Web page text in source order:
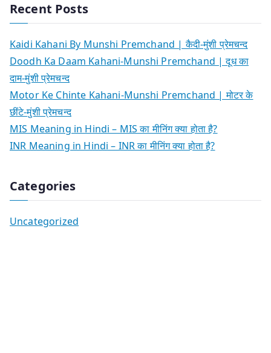
Recent Posts
Kaidi Kahani By Munshi Premchand | कैदी-मुंशी प्रेमचन्द
Doodh Ka Daam Kahani-Munshi Premchand | दूध का
दाम-मुंशी प्रेमचन्द
Motor Ke Chinte Kahani-Munshi Premchand | मोटर के
छींटे-मुंशी प्रेमचन्द
MIS Meaning in Hindi – MIS का मीनिंग क्या होता है?
INR Meaning in Hindi – INR का मीनिंग क्या होता है?
Categories
Uncategorized